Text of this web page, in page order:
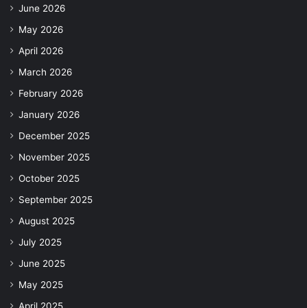
June 2026
May 2026
April 2026
March 2026
February 2026
January 2026
December 2025
November 2025
October 2025
September 2025
August 2025
July 2025
June 2025
May 2025